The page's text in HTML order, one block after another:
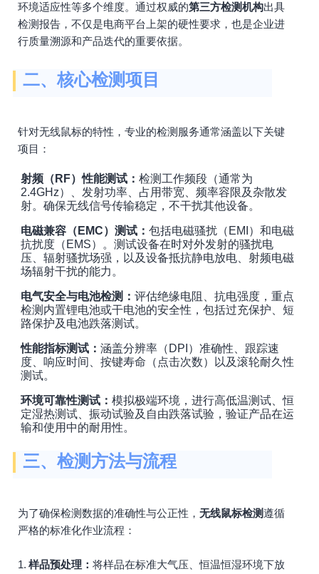
环境适应性等多个维度。通过权威的第三方检测机构出具
检测报告，不仅是电商平台上架的硬性要求，也是企业进
行质量溯源和产品迭代的重要依据。
二、核心检测项目
针对无线鼠标的特性，专业的检测服务通常涵盖以下关键
项目：
射频（RF）性能测试： 检测工作频段（通常为
2.4GHz）、发射功率、占用带宽、频率容限及杂散发
射。确保无线信号传输稳定，不干扰其他设备。
电磁兼容（EMC）测试： 包括电磁骚扰（EMI）和电磁
抗扰度（EMS）。测试设备在时对外发射的骚扰电
压、辐射骚扰场强，以及设备抵抗静电放电、射频电磁
场辐射干扰的能力。
电气安全与电池检测： 评估绝缘电阻、抗电强度，重点
检测内置锂电池或干电池的安全性，包括过充保护、短
路保护及电池跌落测试。
性能指标测试： 涵盖分辨率（DPI）准确性、跟踪速
度、响应时间、按键寿命（点击次数）以及滚轮耐久性
测试。
环境可靠性测试： 模拟极端环境，进行高低温测试、恒
定湿热测试、振动试验及自由跌落试验，验证产品在运
输和使用中的耐用性。
三、检测方法与流程
为了确保检测数据的准确性与公正性， 无线鼠标检测遵循
严格的标准化作业流程：
1. 样品预处理： 将样品在标准大气压、恒温恒湿环境下放